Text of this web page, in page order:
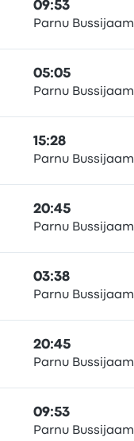
09:53
Parnu Bussijaam
05:05
Parnu Bussijaam
15:28
Parnu Bussijaam
20:45
Parnu Bussijaam
03:38
Parnu Bussijaam
20:45
Parnu Bussijaam
09:53
Parnu Bussijaam